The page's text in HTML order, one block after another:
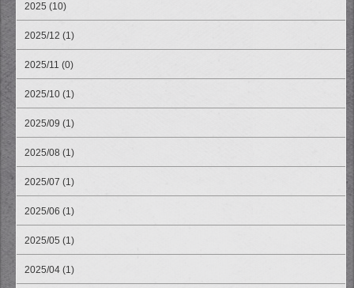
2025 (10)
2025/12 (1)
2025/11 (0)
2025/10 (1)
2025/09 (1)
2025/08 (1)
2025/07 (1)
2025/06 (1)
2025/05 (1)
2025/04 (1)